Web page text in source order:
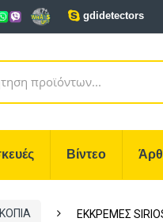
gdidetectors
Βίντεο
ΕΚΚΡΕΜΕΣ